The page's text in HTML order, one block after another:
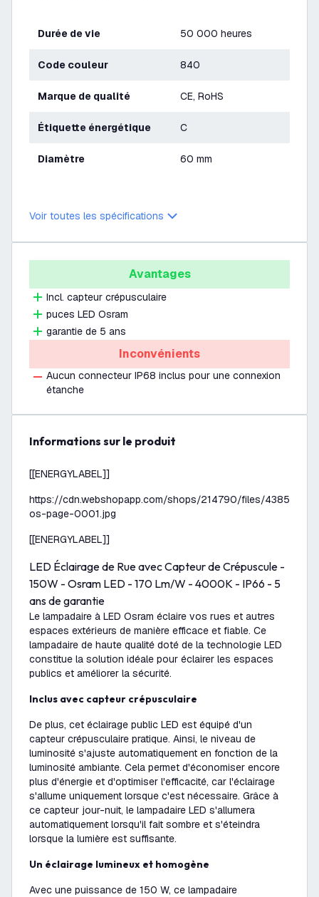
Durée de vie 50 000 heures
Code couleur 840
Marque de qualité CE, RoHS
Étiquette énergétique C
Diamètre 60 mm
Voir toutes les spécifications
Avantages
Incl. capteur crépusculaire
puces LED Osram
garantie de 5 ans
Inconvénients
Aucun connecteur IP68 inclus pour une connexion
étanche
Informations sur le produit
[[ENERGYLABEL]]
https://cdn.webshopapp.com/shops/214790/files/
os-page-0001.jpg
[[ENERGYLABEL]]
LED Éclairage de Rue avec Capteur de Crépuscule -
150W - Osram LED - 170 Lm/W - 4000K - IP66 - 5
ans de garantie
Le lampadaire à LED Osram éclaire vos rues et autres
espaces extérieurs de manière efficace et fiable. Ce
lampadaire de haute qualité doté de la technologie LED
constitue la solution idéale pour éclairer les espaces
publics et améliorer la sécurité.
Inclus avec capteur crépusculaire
De plus, cet éclairage public LED est équipé d'un
capteur crépusculaire pratique. Ainsi, le niveau de
luminosité s'ajuste automatiquement en fonction de la
luminosité ambiante. Cela permet d'économiser encore
plus d'énergie et d'optimiser l'efficacité, car l'éclairage
s'allume uniquement lorsque c'est nécessaire. Grâce à
ce capteur jour-nuit, le lampadaire LED s'allumera
automatiquement lorsqu'il fait sombre et s'éteindra
lorsque la lumière est suffisante.
Un éclairage lumineux et homogène
Avec une puissance de 150 W, ce lampadaire